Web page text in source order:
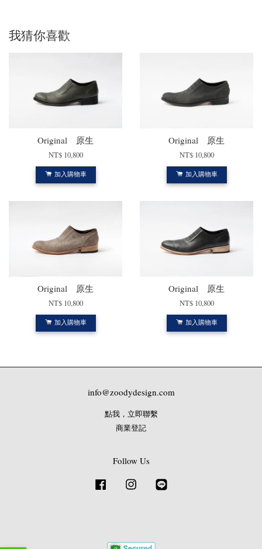
我猜你喜歡
Original 原生
NT$ 10,800
加入購物車
Original 原生
NT$ 10,800
加入購物車
Original 原生
NT$ 10,800
加入購物車
Original 原生
NT$ 10,800
加入購物車
info@zoodydesign.com
點我，立即聯繫
商業登記
Follow Us
Facebook Instagram